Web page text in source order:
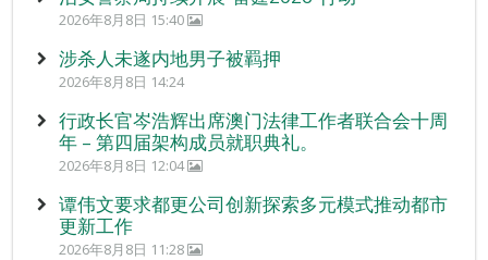
2026年8月8日 15:40
涉杀人未遂内地男子被羁押
2026年8月8日 14:24
行政长官岑浩辉出席澳门法律工作者联合会十周
年 – 第四届架构成员就职典礼。
2026年8月8日 12:04
谭伟文要求都更公司创新探索多元模式推动都市
更新工作
2026年8月8日 11:28